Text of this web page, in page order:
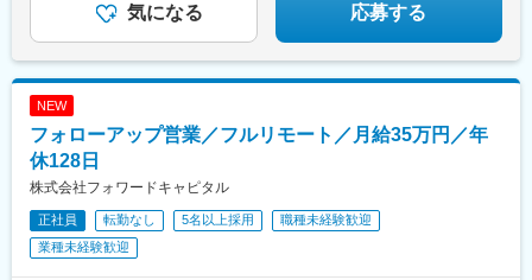
気になる 応募する
NEW
フォローアップ営業／フルリモート／月給35万円／年
休128日
株式会社フォワードキャピタル
正社員 転勤なし 5名以上採用
職種未経験歓迎
業種未経験歓迎